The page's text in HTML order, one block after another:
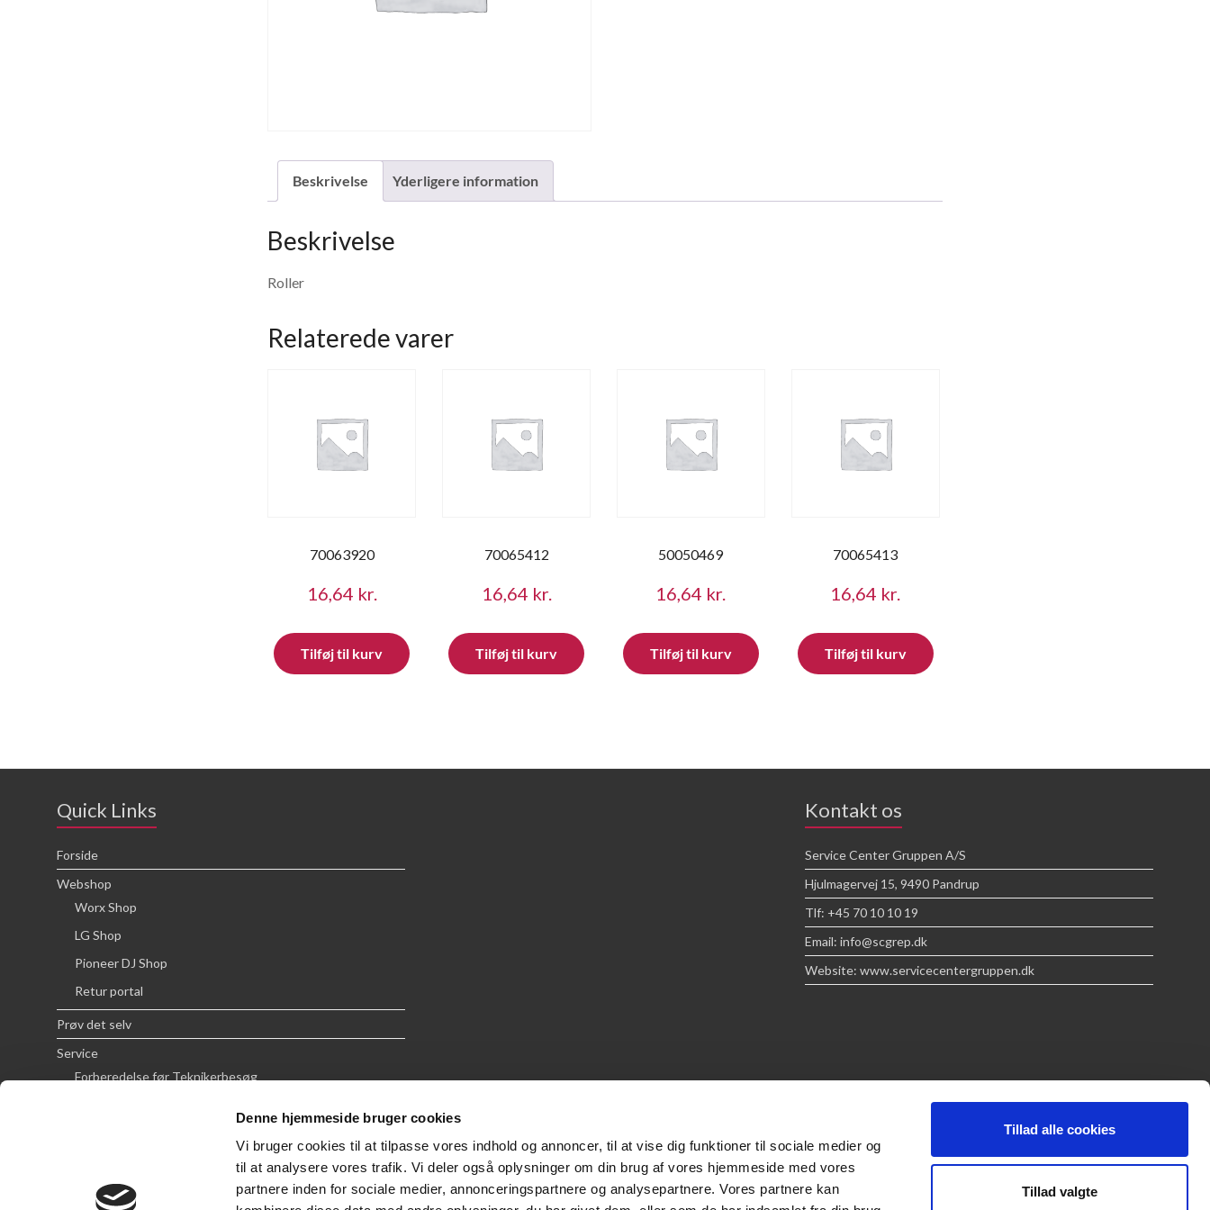
Denne hjemmeside bruger cookies
Vi bruger cookies til at tilpasse vores indhold og annoncer, til at vise dig funktioner til sociale medier og
til at analysere vores trafik. Vi deler også oplysninger om din brug af vores hjemmeside med vores
partnere inden for sociale medier, annonceringspartnere og analysepartnere. Vores partnere kan
Tillad alle cookies
Tillad valgte
Beskrivelse Yderligere information
Beskrivelse
Roller
Relaterede varer
70063920
16,64 kr.
Tilføj til kurv
70065412
16,64 kr.
Tilføj til kurv
50050469
16,64 kr.
Tilføj til kurv
70065413
16,64 kr.
Tilføj til kurv
Quick Links
Forside
Webshop
Worx Shop
LG Shop
Pioneer DJ Shop
Retur portal
Prøv det selv
Service
Forberedelse før Teknikerbesøg
Handelsbetingelser
Kontakt os
Service Center Gruppen A/S
Hjulmagervej 15, 9490 Pandrup
Tlf: +45 70 10 10 19
Email: info@scgrep.dk
Website: www.servicecentergruppen.dk